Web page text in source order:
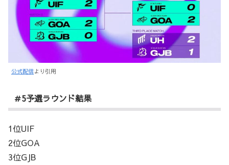
公式配信より引用
＃5予選ラウンド結果
1位UIF
2位GOA
3位GJB